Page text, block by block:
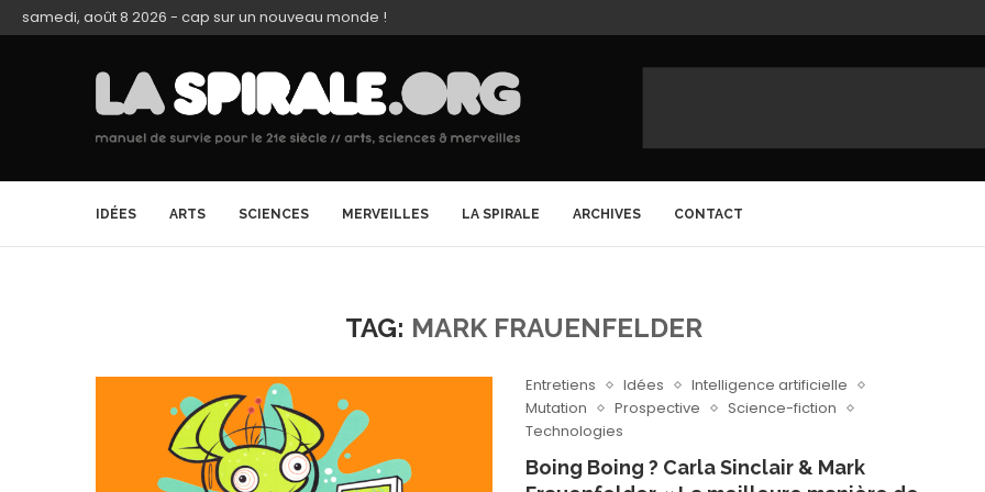
samedi, août 8 2026 - cap sur un nouveau monde !
IDÉES ARTS SCIENCES MERVEILLES LA SPIRALE ARCHIVES CONTACT
TAG: MARK FRAUENFELDER
Entretiens Idées
Intelligence artificielle
Mutation
Prospective
Science-fiction
Technologies
Boing Boing ? Carla Sinclair & Mark